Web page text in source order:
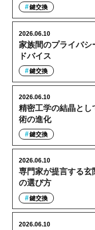
鍵交換
家族間のプライバシ
ドバイス
2026.06.10
鍵交換
精密工学の結晶とし
術の進化
2026.06.10
鍵交換
専門家が提言する玄
の選び方
2026.06.10
鍵交換
2026.06.10